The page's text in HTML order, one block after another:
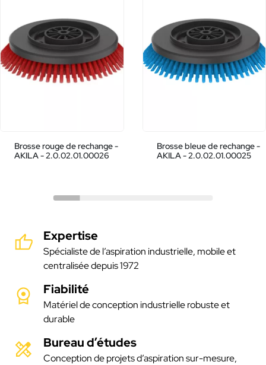
Brosse rouge de rechange -
AKILA - 2.0.02.01.00026
Brosse bleue de rechange -
AKILA - 2.0.02.01.00025
Expertise
Spécialiste de l’aspiration industrielle, mobile et
centralisée depuis 1972
Fiabilité
Matériel de conception industrielle robuste et
durable
Bureau d’études
Conception de projets d’aspiration sur-mesure,